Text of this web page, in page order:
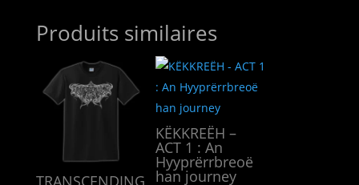
Produits similaires
TRANSCENDING
KËKKREËH –
ACT 1 : An
Hyypr​ë​rrbreo​ë​
han journey